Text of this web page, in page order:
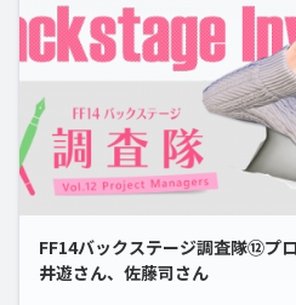
FF14バックステージ調査隊⑫プ
井遊さん、佐藤司さん